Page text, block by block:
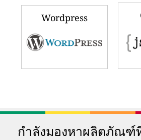
Wordpress
กำลังมองหาผลิตภัณฑ์